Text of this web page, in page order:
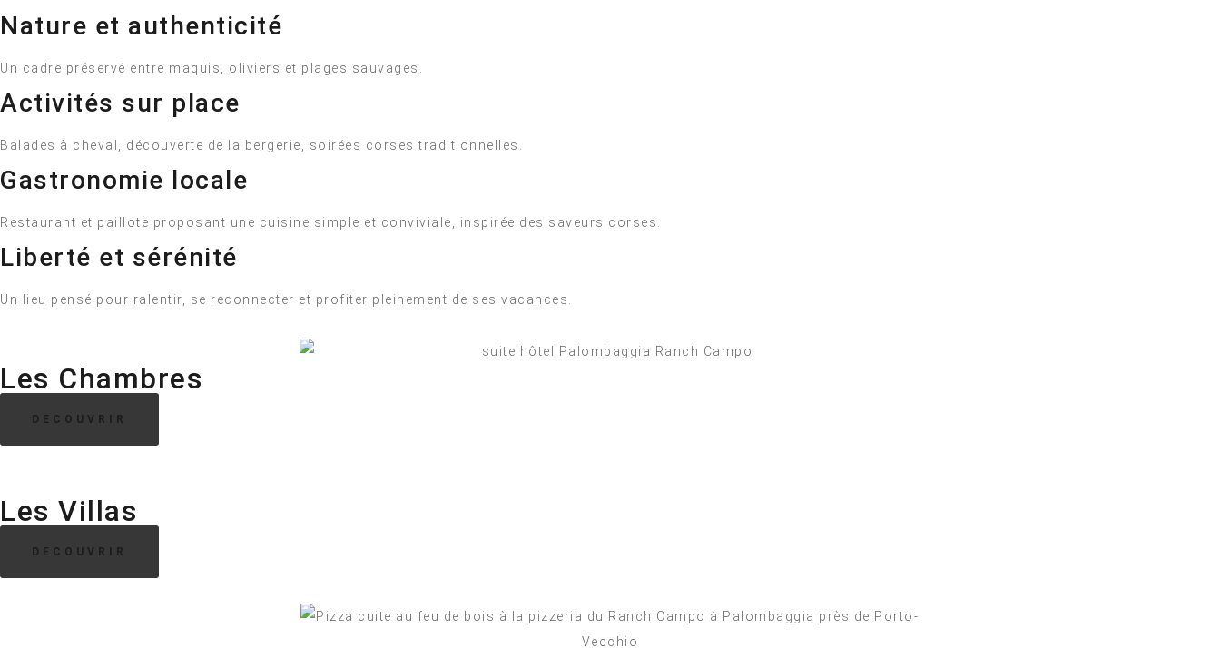
Nature et authenticité
Un cadre préservé entre maquis, oliviers et plages sauvages.
Activités sur place
Balades à cheval, découverte de la bergerie, soirées corses traditionnelles.
Gastronomie locale
Restaurant et paillote proposant une cuisine simple et conviviale, inspirée des saveurs corses.
Liberté et sérénité
Un lieu pensé pour ralentir, se reconnecter et profiter pleinement de ses vacances.
Les Chambres
DECOUVRIR
Les Villas
DECOUVRIR